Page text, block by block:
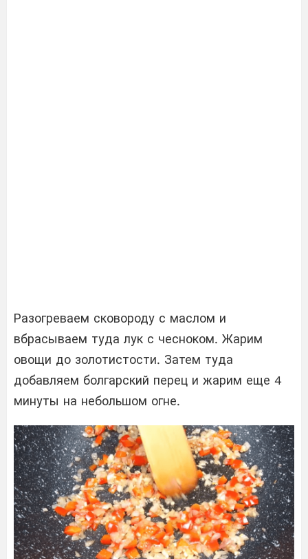
Разогреваем сковороду с маслом и
вбрасываем туда лук с чесноком. Жарим
овощи до золотистости. Затем туда
добавляем болгарский перец и жарим еще 4
минуты на небольшом огне.